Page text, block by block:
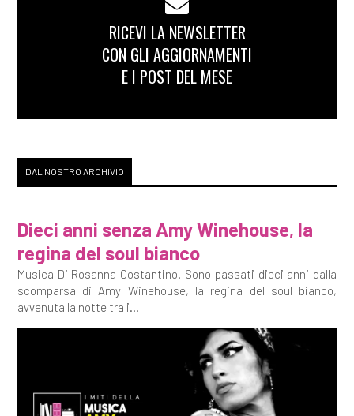
RICEVI LA NEWSLETTER
CON GLI AGGIORNAMENTI
E I POST DEL MESE
DAL NOSTRO ARCHIVIO
Dieci anni senza Amy Winehouse, la
regina del soul bianco
Musica Di Rosanna Costantino. Sono passati dieci anni dalla
scomparsa di Amy Winehouse, la regina del soul bianco,
avvenuta la notte tra i...